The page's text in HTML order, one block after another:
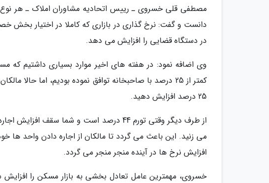
مصطفی قلی خسروی ـ رییس اتحادیه مشاوران املاک ـ هر نوع
دانست و گفت: نرخ گذاری در بازاری که کاملا در اختیار بخش
در دستگاه قضایی را افزایش می دهد.
وی اضافه نمود: در هفته های اخیر موارد بسیاری داشتیم که
کمتر از 25 درصد با صاحبخانه توافق نموده بودیم، اما
25 درصد افزایش دهید.
می زنید. این باعث می گردد تا مالکان از اجاره دادن واحد ها
افزایش نرخ ها در آینده منجر منجر می گردد.
خسروی، مهمترین عامل تعادل بخشی به بازار مسکن را